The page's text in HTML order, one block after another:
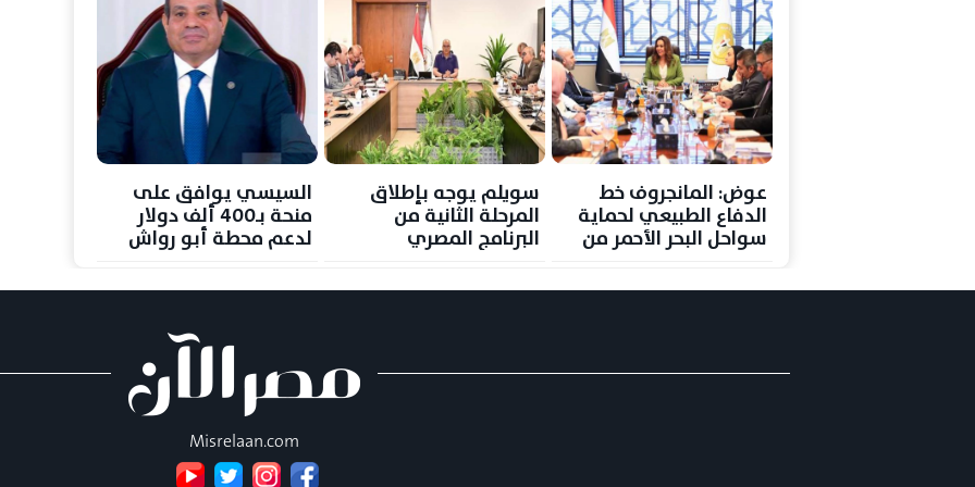
عوض: المانجروف خط
الدفاع الطبيعي لحماية
سواحل البحر الأحمر من
سويلم يوجه بإطلاق
المرحلة الثانية من
البرنامج المصري
الرقمي في إدارة المياه
السيسي يوافق على
منحة بـ400 ألف دولار
لدعم محطة أبو رواش
Misrelaan.com